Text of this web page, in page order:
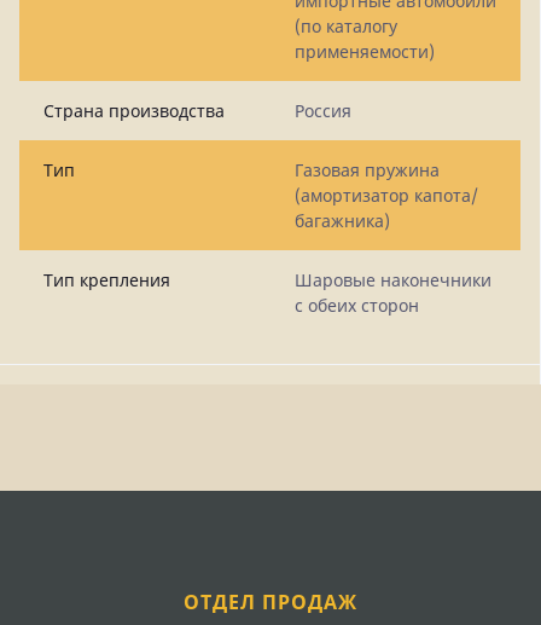
(по каталогу
применяемости)
Страна производства Россия
Тип
Газовая пружина
(амортизатор капота/
багажника)
Тип крепления
Шаровые наконечники
с обеих сторон
ОТДЕЛ ПРОДАЖ